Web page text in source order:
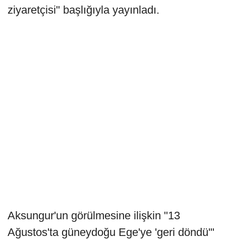
ziyaretçisi" başlığıyla yayınladı.
Aksungur'un görülmesine ilişkin "13
Ağustos'ta güneydoğu Ege'ye 'geri döndü'"